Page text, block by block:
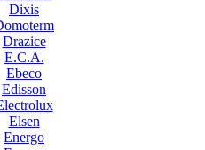
Dixis
Drazice
E.C.A.
Ebeco
Edisson
Elsen
Energo